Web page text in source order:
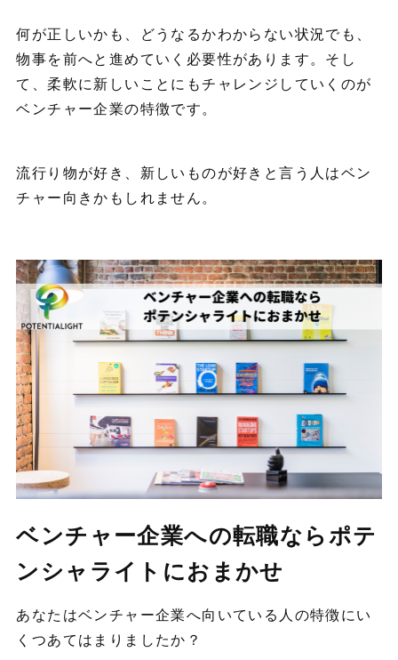
何が正しいかも、どうなるかわからない状況でも、
物事を前へと進めていく必要性があります。そし
て、柔軟に新しいことにもチャレンジしていくのが
ベンチャー企業の特徴です。
流行り物が好き、新しいものが好きと言う人はベン
チャー向きかもしれません。
ベンチャー企業への転職ならポテ
ンシャライトにおまかせ
あなたはベンチャー企業へ向いている人の特徴にい
くつあてはまりましたか？